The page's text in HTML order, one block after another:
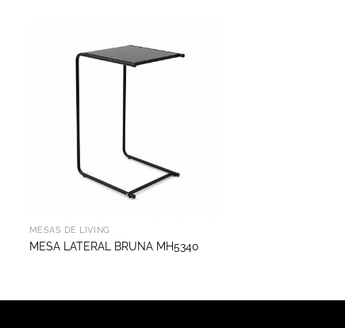
MESAS DE LIVING
MESA LATERAL BRUNA MH5340